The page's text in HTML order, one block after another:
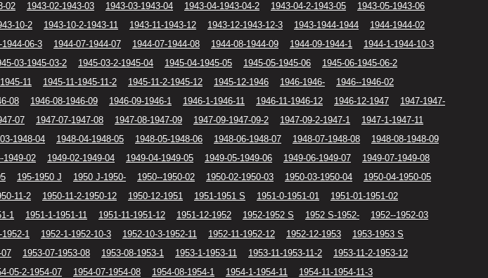
02 1943-02-1943-03 1943-03-1943-04 1943-04-1943-04-2 1943-04-2-1943-05
1943-05-1943-06
10-2 1943-10-2-1943-11 1943-11-1943-12 1943-12-1943-12-3 1943-1944-1944
1944-1944-02
1944-06-3 1944-07-1944-07 1944-07-1944-08 1944-08-1944-09 1944-09-1944-1
1944-1-1944-10-3
03-1945-03-2 1945-03-2-1945-04 1945-04-1945-05 1945-05-1945-06
1945-06-1945-06-2
11 1945-11-1945-11-2 1945-11-2-1945-12 1945-12-1946 1946-1946-
1946--1946-02
08 1946-08-1946-09 1946-09-1946-1 1946-1-1946-11 1946-11-1946-12 1946-12-1947
1947-1947-
07 1947-07-1947-08 1947-08-1947-09 1947-09-1947-09-2 1947-09-2-1947-1
1947-1-1947-11
1948-04 1948-04-1948-05 1948-05-1948-06 1948-06-1948-07 1948-07-1948-08
1948-08-1948-09
1949-02 1949-02-1949-04 1949-04-1949-05 1949-05-1949-06 1949-06-1949-07
1949-07-1949-08
195-1950 J 1950 J-1950- 1950--1950-02 1950-02-1950-03 1950-03-1950-04
1950-04-1950-05
11-2 1950-11-2-1950-12 1950-12-1951 1951-1951 S 1951-0-1951-01
1951-01-1951-02
1 1951-1-1951-11 1951-11-1951-12 1951-12-1952 1952-1952 S 1952 S-1952-
1952--1952-03
1952-1 1952-1-1952-10-3 1952-10-3-1952-11 1952-11-1952-12 1952-12-1953
1953-1953 S
1953-07-1953-08 1953-08-1953-1 1953-1-1953-11 1953-11-1953-11-2
1953-11-2-1953-12
05-2-1954-07 1954-07-1954-08 1954-08-1954-1 1954-1-1954-11
1954-11-1954-11-3